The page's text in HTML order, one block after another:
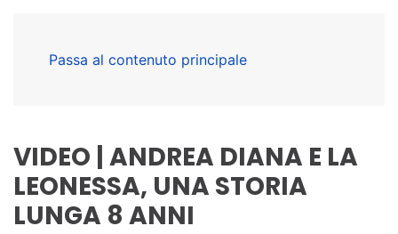
Passa al contenuto principale
VIDEO | ANDREA DIANA E LA
LEONESSA, UNA STORIA
LUNGA 8 ANNI